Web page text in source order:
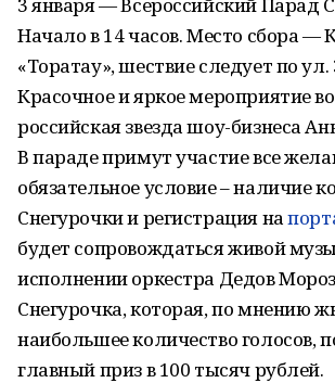
Начало в 14 часов. Место сбора —
«Торатау», шествие следует по
Красочное и яркое мероприятие
российская звезда шоу-бизнеса
В параде примут участие все
обязательное условие – наличие
Снегурочки и регистрация на
будет сопровождаться живой
исполнении оркестра Дедов
Снегурочка, которая, по мнению
наибольшее количество голосов,
главный приз в 100 тысяч рублей.